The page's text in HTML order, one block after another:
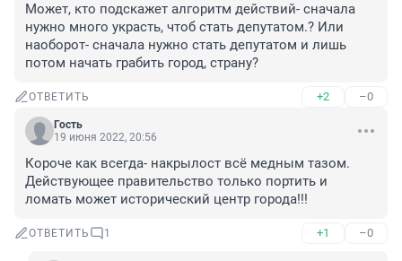
Может, кто подскажет алгоритм действий- сначала
нужно много украсть, чтоб стать депутатом.? Или
наоборот- сначала нужно стать депутатом и лишь
потом начать грабить город, страну?
ОТВЕТИТЬ +2 –0
Гость
19 июня 2022, 20:56
Короче как всегда- накрылост всё медным тазом.
Действующее правительство только портить и
ломать может исторический центр города!!!
ОТВЕТИТЬ 1 +1 –0